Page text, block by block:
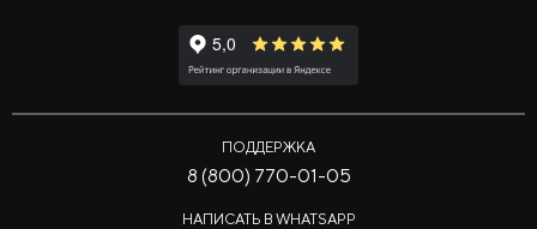
ПОДДЕРЖКА
8 (800) 770-01-05
НАПИСАТЬ В WHATSAPP